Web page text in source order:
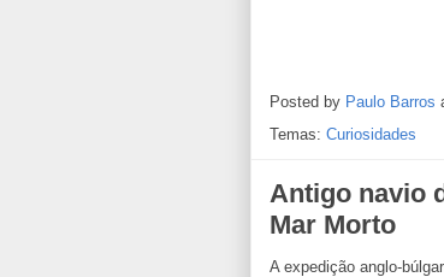
Posted by Paulo Barros
Temas: Curiosidades
Antigo navio
Mar Morto
A expedição anglo-